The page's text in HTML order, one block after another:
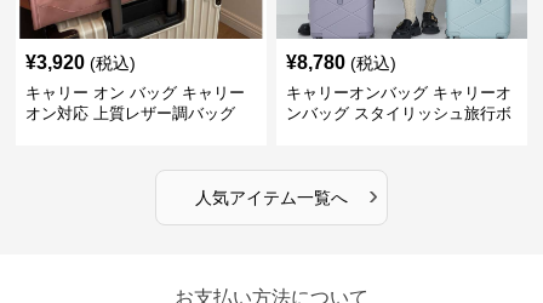
¥3,920 (税込)
キャリー オン バッグ キャリー
オン対応 上質レザー調バッグ
¥8,780 (税込)
キャリーオンバッグ キャリーオ
ンバッグ スタイリッシュ旅行ボ
人気アイテム一覧へ ›
お支払い方法について